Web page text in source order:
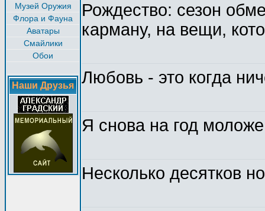
Музей Оружия
Флора и Фауна
Аватары
Смайлики
Обои
Наши Друзья
Рождество: сезон
карману, на вещи,
Любовь - это когда
Я снова на год
Несколько десятков